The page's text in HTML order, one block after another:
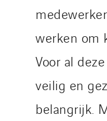
werken om
Voor al
veilig en
belangrijk.